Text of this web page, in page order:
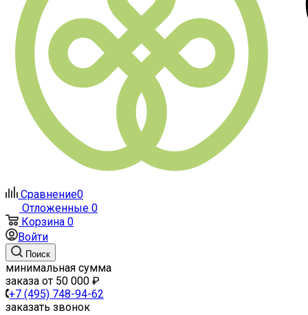
Сравнение0
Отложенные 0
Корзина 0
Войти
Поиск
минимальная сумма
заказа от 50 000 ₽
+7 (495) 748-94-62
заказать звонок